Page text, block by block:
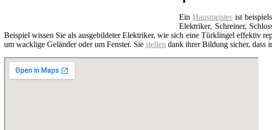
EinHausmeister ist
Elektriker, Schreiner,
Beispiel wissen Sie als ausgebildeter Elektriker, wie sich eine Türklingel effektiv
um wacklige Geländer oder um Fenster. Sie stellen dank ihrer Bildung sicher, dass